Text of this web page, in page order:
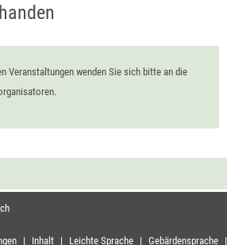
Veranstaltungen wenden Sie sich bitte an die
| Inhalt | Leichte Sprache | Gebärdensprache |